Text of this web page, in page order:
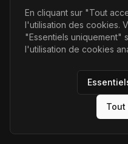
Liens
Accueil
Articles
AI
En cliquant sur "Tout
l'utilisation des cookies.
"Essentiels uniquement"
l'utilisation de cookies
Tout